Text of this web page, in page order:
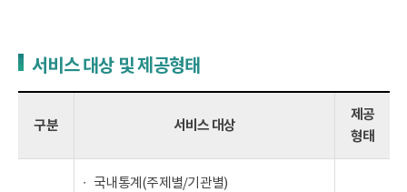
서비스 대상 및 제공형태
구분 서비스 대상
제공
형태
국내통계(주제별/기관별)